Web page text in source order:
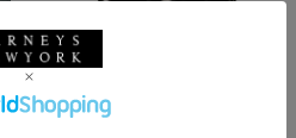
NEW
BARNEYS NEW YORK
ロゴ入りPVC保冷トートバッ